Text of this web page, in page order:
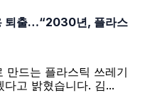
퇴출…“2030년, 플라스
만드는 플라스틱 쓰레기
고 밝혔습니다. 김...